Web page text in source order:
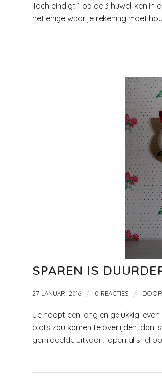
Toch eindigt 1 op de 3 huwelijken in
het enige waar je rekening moet
SPAREN IS
27 JANUARI 2016 / 0 REACTIES / DOOR
Je hoopt een lang en gelukkig
plots zou komen te overlijden, dan
gemiddelde uitvaart lopen al snel